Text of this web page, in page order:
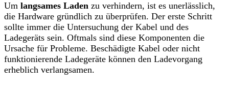
Um langsames Laden zu verhindern, ist es unerlässlich,
die Hardware gründlich zu überprüfen. Der erste Schritt
sollte immer die Untersuchung der Kabel und des
Ladegeräts sein. Oftmals sind diese Komponenten die
Ursache für Probleme. Beschädigte Kabel oder nicht
funktionierende Ladegeräte können den Ladevorgang
erheblich verlangsamen.